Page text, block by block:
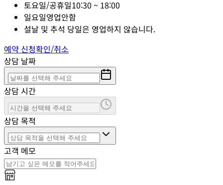
토요일/공휴일10:30 ~ 18:00
일요일영업안함
설날 및 추석 당일은 영업하지 않습니다.
예약 신청확인/취소
상담 날짜
상담 시간
상담 목적
고객 메모